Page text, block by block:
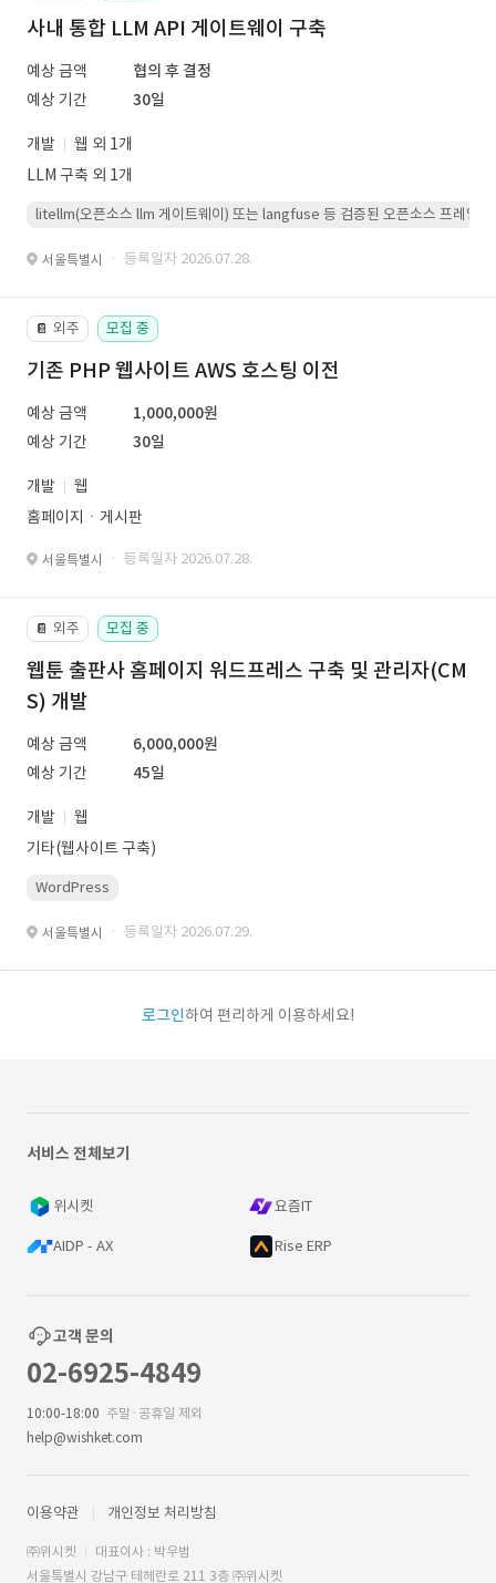
사내 통합 LLM API 게이트웨이 구축
예상 금액
협의 후 결정
예상 기간
30일
개발
웹 외 1개
LLM 구축 외 1개
litellm(오픈소스 llm 게이트웨이) 또는 langfuse 등 검증된 오픈소스 프레임워
서울특별시 · 등록일자 2026.07.28.
📔 외주 모집 중
기존 PHP 웹사이트 AWS 호스팅 이전
예상 금액
1,000,000원
예상 기간
30일
개발
웹
홈페이지ㆍ게시판
서울특별시 · 등록일자 2026.07.28.
📔 외주 모집 중
웹툰 출판사 홈페이지 워드프레스 구축 및 관리자(CM
S) 개발
예상 금액
6,000,000원
예상 기간
45일
개발
웹
기타(웹사이트 구축)
WordPress
서울특별시 · 등록일자 2026.07.29.
로그인하여 편리하게 이용하세요!
서비스 전체보기
위시켓 요즘IT
AIDP - AX Rise ERP
고객 문의
02-6925-4849
10:00-18:00 주말·공휴일 제외
help@wishket.com
이용약관 개인정보 처리방침
㈜위시켓
대표이사 : 박우범
서울특별시 강남구 테헤란로 211 3층 ㈜위시켓